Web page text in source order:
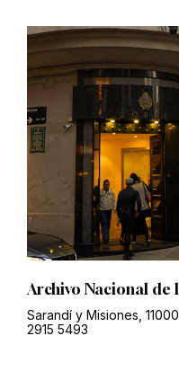
Archivo Nacional de
Sarandí y Misiones,
2915 5493